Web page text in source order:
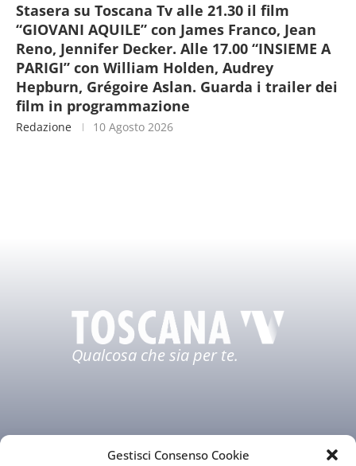
Gestisci Consenso Cookie
Stasera su Toscana Tv alle 21.30 il film
“GIOVANI AQUILE” con James Franco, Jean
Reno, Jennifer Decker. Alle 17.00 “INSIEME A
PARIGI” con William Holden, Audrey
Hepburn, Grégoire Aslan. Guarda i trailer dei
film in programmazione
Redazione 10 Agosto 2026
Qualcosa che sia per te.